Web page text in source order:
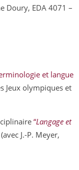
Doury, EDA 4071 –
et langue
Jeux olympiques et
“Langage et
J.-P. Meyer,